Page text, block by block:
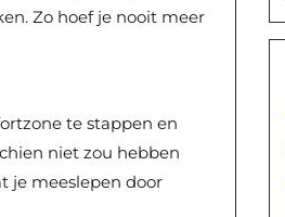
Zo hoef je nooit meer
te stappen en
niet zou hebben
je meeslepen door